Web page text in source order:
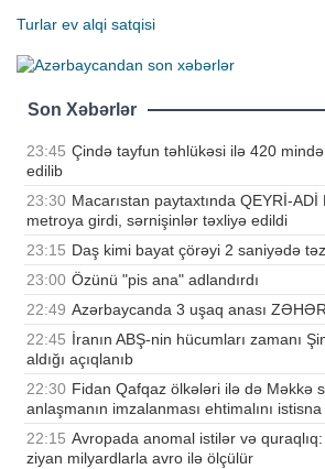
Turlar ev alqi satqisi
Son Xəbərlər
23:45 Çində tayfun təhlükəsi ilə 420
edilib
23:30 Macarıstan paytaxtında QEYRİ-
metroya girdi, sərnişinlər təxliyə edildi
23:15 Daş kimi bayat çörəyi 2 saniyədə
23:00 Özünü "pis ana" adlandırdı
22:49 Azərbaycanda 3 uşaq anası
22:45 İranın ABŞ-nin hücumları zamanı
aldığı açıqlanıb
22:30 Fidan Qafqaz ölkələri ilə də Məkkə
anlaşmanın imzalanması ehtimalını
22:15 Avropada anomal istilər və
ziyan milyardlarla avro ilə ölçülür